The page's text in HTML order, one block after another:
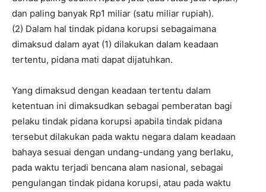
dan paling banyak Rp1 miliar (satu miliar rupiah).
(2) Dalam hal tindak pidana korupsi sebagaimana
dimaksud dalam ayat (1) dilakukan dalam keadaan
tertentu, pidana mati dapat dijatuhkan.
Yang dimaksud dengan keadaan tertentu dalam
ketentuan ini dimaksudkan sebagai pemberatan bagi
pelaku tindak pidana korupsi apabila tindak pidana
tersebut dilakukan pada waktu negara dalam keadaan
bahaya sesuai dengan undang-undang yang berlaku,
pada waktu terjadi bencana alam nasional, sebagai
pengulangan tindak pidana korupsi, atau pada waktu